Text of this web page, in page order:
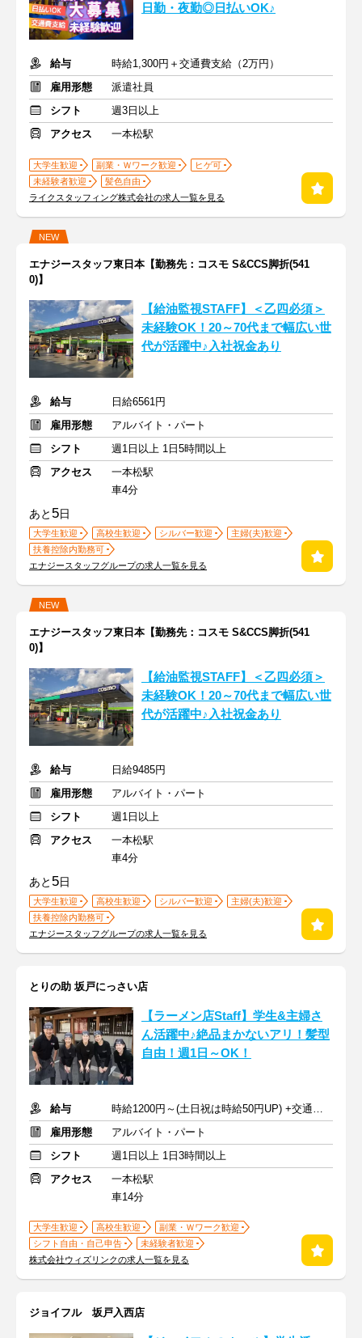
日勤・夜勤◎日払いOK♪
給与
時給1,300円＋交通費支給（2万円）
雇用形態
派遣社員
シフト
週3日以上
アクセス
一本松駅
大学生歓迎 副業・Ｗワーク歓迎
ヒゲ可
未経験者歓迎
髪色自由
ライクスタッフィング株式会社の求人一覧を見る
NEW
エナジースタッフ東日本【勤務先：コスモ S&CCS脚折(541
0)】
【給油監視STAFF】＜乙四必須＞
未経験OK！20～70代まで幅広い世
代が活躍中♪入社祝金あり
給与
日給6561円
雇用形態
アルバイト・パート
シフト
週1日以上 1日5時間以上
アクセス
一本松駅
車4分
あと 5日
大学生歓迎 高校生歓迎 シルバー歓迎
主婦(夫)歓迎
扶養控除内勤務可
エナジースタッフグループの求人一覧を見る
NEW
エナジースタッフ東日本【勤務先：コスモ S&CCS脚折(541
0)】
【給油監視STAFF】＜乙四必須＞
未経験OK！20～70代まで幅広い世
代が活躍中♪入社祝金あり
給与
日給9485円
雇用形態
アルバイト・パート
シフト
週1日以上
アクセス
一本松駅
車4分
あと 5日
大学生歓迎 高校生歓迎 シルバー歓迎
主婦(夫)歓迎
扶養控除内勤務可
エナジースタッフグループの求人一覧を見る
とりの助 坂戸にっさい店
【ラーメン店Staff】学生&主婦さ
ん活躍中♪絶品まかないアリ！髪型
自由！週1日～OK！
給与
時給1200円～(土日祝は時給50円UP) +交通費支給
雇用形態
アルバイト・パート
シフト
週1日以上 1日3時間以上
アクセス
一本松駅
車14分
大学生歓迎 高校生歓迎
副業・Ｗワーク歓迎
シフト自由・自己申告
未経験者歓迎
株式会社ウィズリンクの求人一覧を見る
ジョイフル 坂戸入西店